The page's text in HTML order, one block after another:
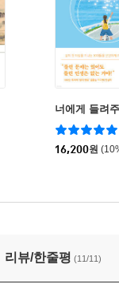
너에게 들려
16,200원
리뷰/한줄평 (11/11)